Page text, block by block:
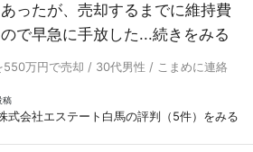
ったが、売却するまでに維持費
で早急に手放した...続きをみる
550万円で売却 / 30代男性 / こまめに連絡
稿
式会社エステート白馬の評判（5件）をみる